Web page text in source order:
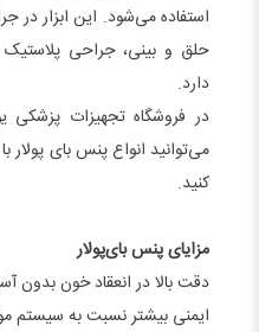
استفاده می‌شود. این ابزار
حلق و بینی، جراحی پلاستیک
دارد.
در فروشگاه تجهیزات پزشکی
می‌توانید انواع پنس بای پولار
کنید.
مزایای پنس بای‌پولار
دقت بالا در انعقاد خون بدون
ایمنی بیشتر نسبت به سیستم